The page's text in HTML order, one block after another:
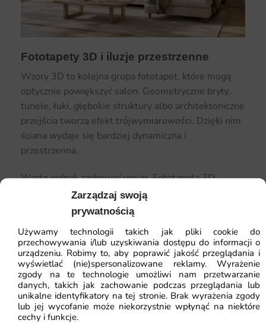
Zarządzaj swoją
prywatnością
Używamy technologii takich jak pliki cookie do
przechowywania i/lub uzyskiwania dostępu do informacji o
urządzeniu. Robimy to, aby poprawić jakość przeglądania i
wyświetlać (nie)spersonalizowane reklamy. Wyrażenie
zgody na te technologie umożliwi nam przetwarzanie
danych, takich jak zachowanie podczas przeglądania lub
unikalne identyfikatory na tej stronie. Brak wyrażenia zgody
lub jej wycofanie może niekorzystnie wpłynąć na niektóre
cechy i funkcje.
Fototapety 3D i iluzje przestrzenne
Wzory 3D to kolejna grupa fototapet, które mogą
optycznie powiększyć salon. Geometryczne bryły,
tunele, łuki, głębokie struktury albo architektoniczne
przejścia tworzą efekt trójwymiarowości. Dzięki nim
ściana wydaje się bardziej dynamiczna i
przestrzenna.
Warto jednak zachować umiar. Fototapeta 3D
powinna być dopasowana do wielkości salonu i stylu
mebli. W małym wnętrzu najlepiej sprawdzają się
Bardzo ciemne lub agresywne iluzje mogą męczyć
wzrok i zaburzać proporcje pokoju.
Kolory, które dodają lekkości
Kolor fototapety ma ogromny wpływ na odbiór
salonu. Jasne beże, biele, szarości, błękity, pastele i